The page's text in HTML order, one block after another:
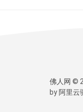
佛人网 ©
by 阿里云